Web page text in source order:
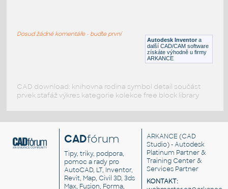
Lego 10197-DkBluishGray
Autodesk Inventor a
další CAD/CAM software
získáte výhodně u firmy
ARKANCE
Dosud žádné komentáře - buďte první
CAD download: knihovna rodina symbol detail součást
prvek stafáž výkres kategorie kolekce free block library
CADfórum
Tipy, triky, podpora,
pomoc a rady pro
AutoCAD, LT, Inventor,
Revit, Map, Civil 3D, 3ds
Max, Fusion, Forma,
ARKANCE (CAD
Studio) - Autodesk
Platinum Partner &
Training Center &
Services Partner
KONTAKT: